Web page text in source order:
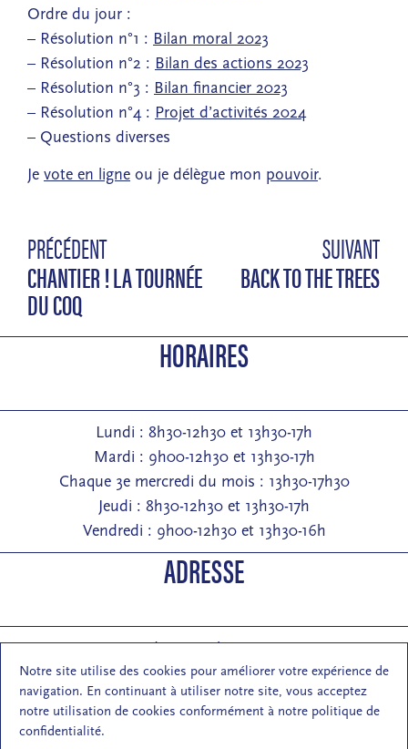
Notre site utilise des cookies pour améliorer votre expérience de
navigation. En continuant à utiliser notre site, vous acceptez
notre utilisation de cookies conformément à notre politique de
confidentialité.
Ordre du jour :
– Résolution n°1 : Bilan moral 2023
– Résolution n°2 : Bilan des actions 2023
– Résolution n°3 : Bilan financier 2023
– Résolution n°4 : Projet d’activités 2024
– Questions diverses
Je vote en ligne ou je délègue mon pouvoir.
PRÉCÉDENT
CHANTIER ! LA TOURNÉE
DU COQ
SUIVANT
BACK TO THE TREES
HORAIRES
Lundi : 8h30-12h30 et 13h30-17h
Mardi : 9h00-12h30 et 13h30-17h
Chaque 3e mercredi du mois : 13h30-17h30
Jeudi : 8h30-12h30 et 13h30-17h
Vendredi : 9h00-12h30 et 13h30-16h
ADRESSE
Entrée : 2 rue de Pontarlier 25000 Besançon
Courrier : 1 rue des Martelots 25000 Besançon
E-mail : contact (at) maisondelarchi-fc.fr